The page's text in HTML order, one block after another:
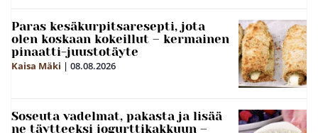
Paras kesäkurpitsaresepti, jota
olen koskaan kokeillut – kermainen
pinaatti-juustotäyte
Kaisa Mäki | 08.08.2026
Soseuta vadelmat, pakasta ja lisää
ne täytteeksi jogurttikakkuun –